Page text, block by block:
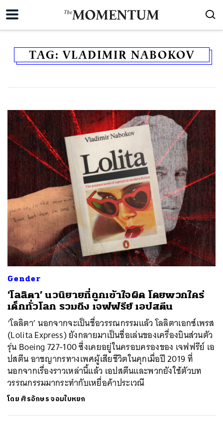
TAG:VLADIMIR NABOKOV
Gender
‘โลลิตา’ นวนิยายที่ถูกเข้าใจผิด โดยพวกใคร่
เด็กทั่วโลก รวมถึง เจฟฟรีย์ เอปสตีน
‘โลลิตา’ นอกจากจะเป็นชื่อวรรณกรรมแล้ว โลลิตาเอกซ์เพรส
(Lolita Express) ยังกลายมาเป็นชื่อเล่นของเครื่องบินส่วนตัว
รุ่น Boeing 727-100 ซึ่งเคยอยู่ในครอบครองของ เจฟฟรีย์ เอ
ปสตีน อาชญากรทางเพศผู้เสียชีวิตในคุกเมื่อปี 2019 ที่
นอกจากเรื่องราวเหล่านี้แล้ว เอปสตีนและพวกยังใช้ตัวบท
วรรณกรรมมากระทำกับเหยื่อค้าประเวณี
โดย ศิรอักษร จอมใบหยก
ค้นหา